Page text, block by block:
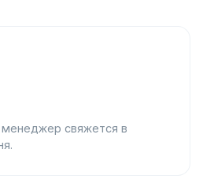
свяжется в